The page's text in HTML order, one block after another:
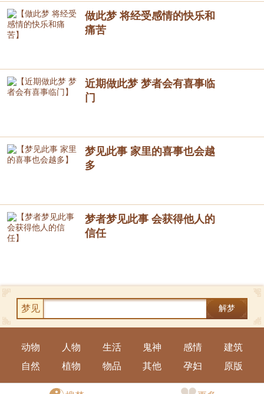
做此梦 将经受感情的快乐和
痛苦
近期做此梦 梦者会有喜事临
门
梦见此事 家里的喜事也会越
多
梦者梦见此事 会获得他人的
信任
梦见 解梦
动物 人物 生活 鬼神 感情
建筑
自然
植物 物品 其他 孕妇 原版